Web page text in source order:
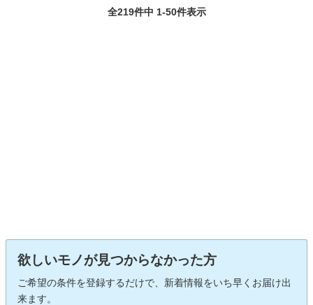
全219件中 1-50件表示
欲しいモノが見つからなかった方
ご希望の条件を登録するだけで、新着情報をいち早くお届け出
来ます。